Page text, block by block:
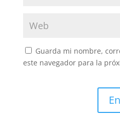
Guarda mi nombre,
este navegador para la